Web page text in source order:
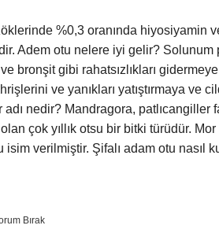
%0,3 oranında hiyosiyamin
Adem otu nelere iyi gelir?
bronşit gibi rahatsızlıkları gidermeye
ve yanıkları yatıştırmaya ve
nedir? Mandragora, patlıcangiller
çok yıllık otsu bir bitki türüdür.
verilmiştir. Şifalı adam otu nasıl
Bırak